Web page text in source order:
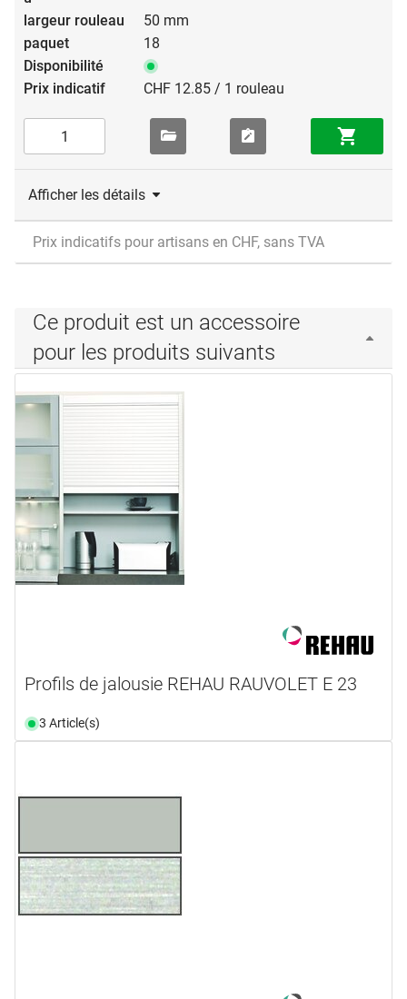
50 mm
18
CHF 12.85 / 1 rouleau
Afficher les détails
Prix indicatifs pour artisans en CHF, sans TVA
Ce produit est un accessoire
pour les produits suivants
Profils de jalousie REHAU RAUVOLET E 23
3 Article(s)